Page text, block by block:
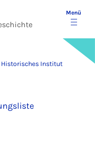
Menü
Historisches Institut